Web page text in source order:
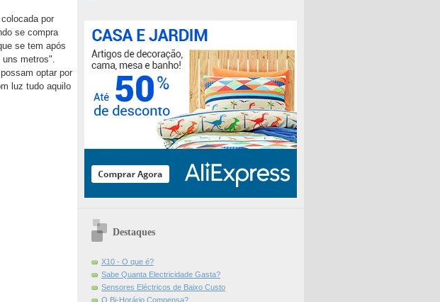
por
se compra
se tem após
metros".
optar por
luz tudo aquilo
Destaques
X10 - O que é?
Sabe Quanta Electricidade Gasta?
Sensores Eléctricos de Baixo Custo
O Bi-Horário Compensa?